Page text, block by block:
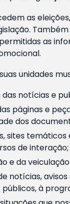
as
as
unidades
notícias e
páginas e
dos
sites temáticos
de interação;
e da
notícias,
à